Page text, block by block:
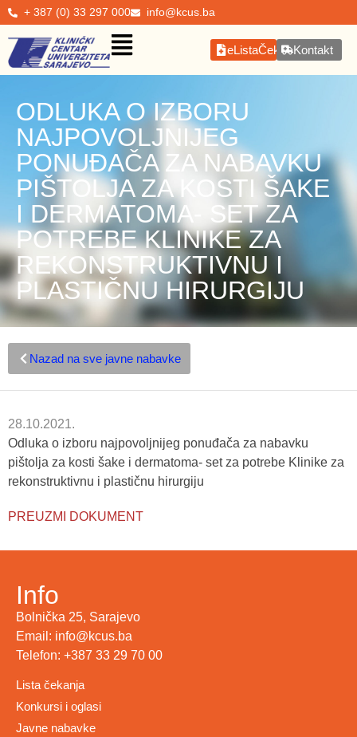
+ 387 (0) 33 297 000 info@kcus.ba
eListaČekanjaKontakt
ODLUKA O IZBORU
NAJPOVOLJNIJEG
PONUĐAČA ZA NABAVKU
PIŠTOLJA ZA KOSTI ŠAKE
I DERMATOMA- SET ZA
POTREBE KLINIKE ZA
REKONSTRUKTIVNU I
PLASTIČNU HIRURGIJU
Nazad na sve javne nabavke
28.10.2021.
Odluka o izboru najpovoljnijeg ponuđača za nabavku
pištolja za kosti šake i dermatoma- set za potrebe Klinike za
rekonstruktivnu i plastičnu hirurgiju
PREUZMI DOKUMENT
Info
Bolnička 25, Sarajevo
Email: info@kcus.ba
Telefon: +387 33 29 70 00
Lista čekanja
Konkursi i oglasi
Javne nabavke